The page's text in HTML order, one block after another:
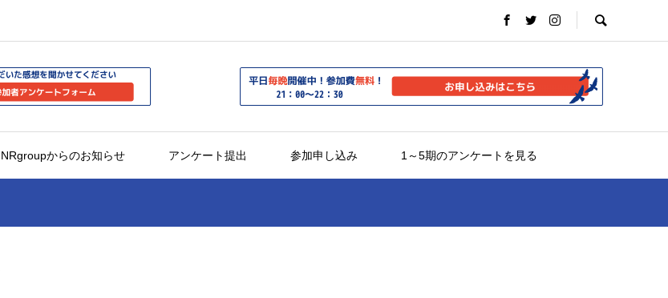
NRgroupからのお知らせ アンケート提出 参加申し込み 1～5期のアンケートを見る